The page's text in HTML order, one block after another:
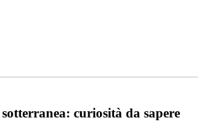
curiosità da sapere